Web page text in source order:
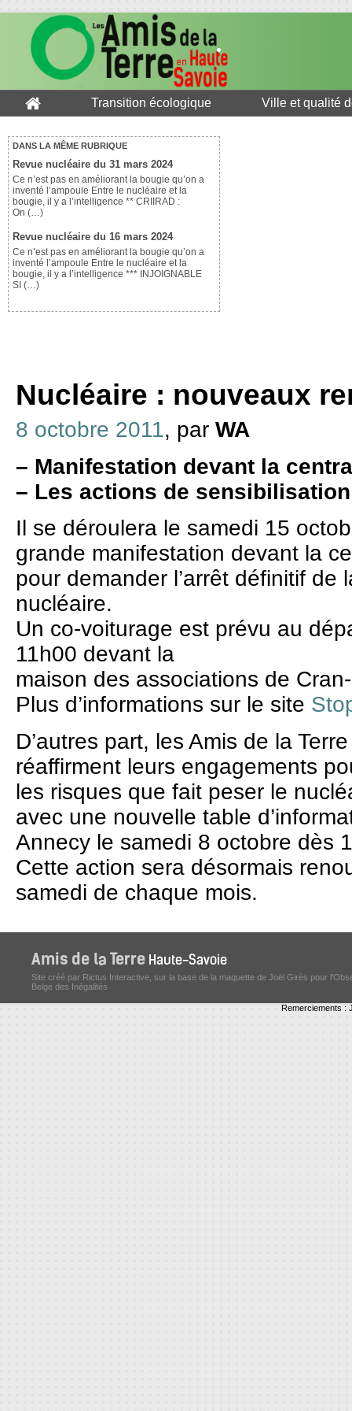
Transition écologique Ville et qualité
DANS LA MÊME RUBRIQUE
Revue nucléaire du 31 mars 2024
Ce n’est pas en améliorant la bougie qu’on a
inventé l’ampoule Entre le nucléaire et la
bougie, il y a l’intelligence ** CRIIRAD :
On (…)
Revue nucléaire du 16 mars 2024
Ce n’est pas en améliorant la bougie qu’on a
inventé l’ampoule Entre le nucléaire et la
bougie, il y a l’intelligence *** INJOIGNABLE
SI (…)
Nucléaire : nouveaux
8 octobre 2011, par WA
– Manifestation devant la
– Les actions de
Il se déroulera le samedi 15
grande manifestation devant la
pour demander l’arrêt définitif de
nucléaire.
Un co-voiturage est prévu au
11h00 devant la
maison des associations de
Plus d’informations sur le site
D’autres part, les Amis de la
réaffirment leurs engagements
les risques que fait peser le
avec une nouvelle table
Annecy le samedi 8 octobre dès
Cette action sera désormais
samedi de chaque mois.
Site créé par Rictus Interactive, sur la base de la maquette de Joël Girès pour
Belge des Inégalités
Remerciements :